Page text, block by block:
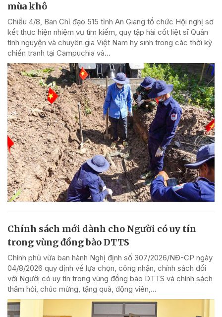
mùa khô
Chiều 4/8, Ban Chỉ đạo 515 tỉnh An Giang tổ chức Hội nghị sơ
kết thực hiện nhiệm vụ tìm kiếm, quy tập hài cốt liệt sĩ Quân
tình nguyện và chuyên gia Việt Nam hy sinh trong các thời kỳ
chiến tranh tại Campuchia và...
Chính sách mới dành cho Người có uy tín
trong vùng đồng bào DTTS
Chính phủ vừa ban hành Nghị định số 307/2026/NĐ-CP ngày
04/8/2026 quy định về lựa chọn, công nhận, chính sách đối
với Người có uy tín trong vùng đồng bào DTTS và chính sách
thăm hỏi, chúc mừng, tặng quà, động viên,...